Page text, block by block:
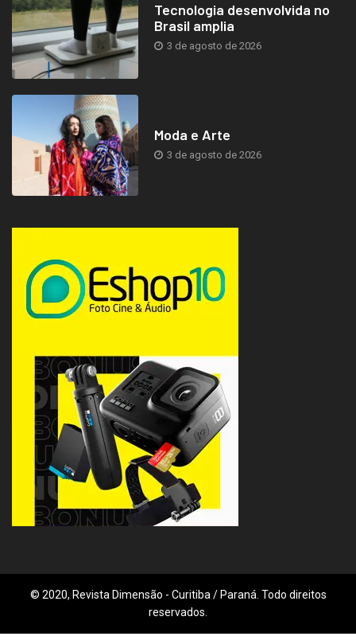
Tecnologia desenvolvida no
Brasil amplia
3 de agosto de 2026
Moda e Arte
3 de agosto de 2026
© 2020, Revista Dimensão - Curitiba / Paraná. Todo direitos
reservados.